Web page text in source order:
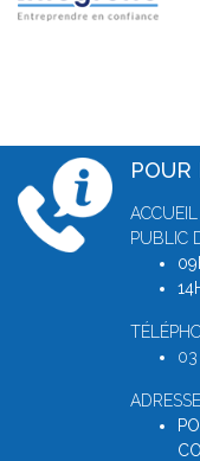
POUR
PUBLIC